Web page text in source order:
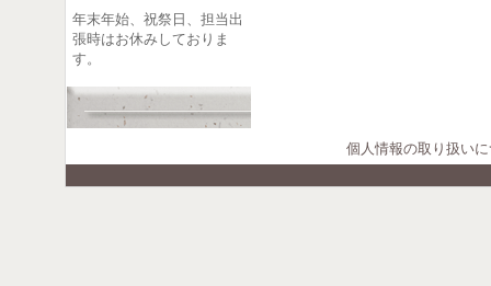
年末年始、祝祭日、担当出
張時はお休みしておりま
す。
個人情報の取り扱い